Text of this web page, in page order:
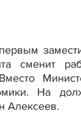
сменит
На
Алексеев.